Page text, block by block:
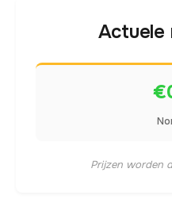
Actuele
Prijzen worden